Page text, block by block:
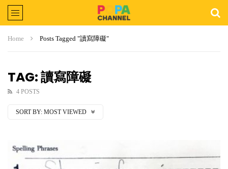
Home Posts Tagged "讀寫障礙"
TAG: 讀寫障礙
4 POSTS
SORT BY: MOST VIEWED